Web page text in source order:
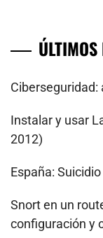
Ciberseguridad:
Instalar y usar
2012)
España:
Snort en un
configuración y